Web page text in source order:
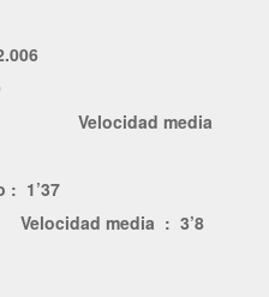
: 352 m.
media
: 1’37
media : 3’8